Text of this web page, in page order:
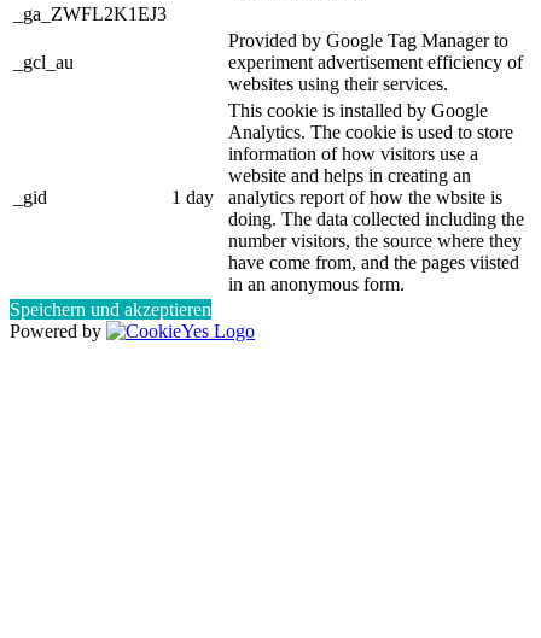
_ga_ZWFL2K1EJ3
_gcl_au
Provided by Google Tag Manager to
experiment advertisement efficiency of
websites using their services.
_gid 1 day
This cookie is installed by Google
Analytics. The cookie is used to store
information of how visitors use a
website and helps in creating an
analytics report of how the wbsite is
doing. The data collected including the
number visitors, the source where they
have come from, and the pages viisted
in an anonymous form.
Speichern und akzeptieren
Powered by